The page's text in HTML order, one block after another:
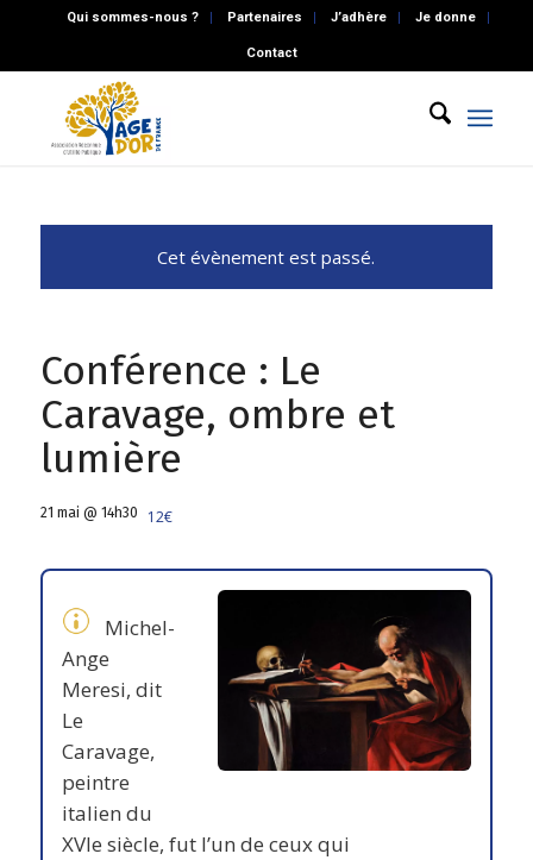
Qui sommes-nous ? Partenaires J’adhère Je donne
Contact
Cet évènement est passé.
Conférence : Le
Caravage, ombre et
lumière
21 mai @ 14h30 12€
Michel-
Ange
Meresi, dit
Le
Caravage,
peintre
italien du
XVIe siècle, fut l’un de ceux qui